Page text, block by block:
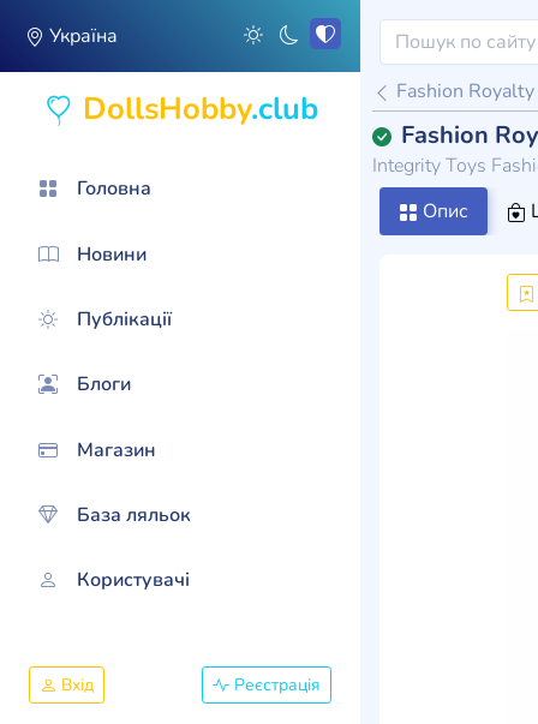
Україна
DollsHobby.club
Головна
Новини
Публікації
Блоги
Магазин
База ляльок
Користувачі
Вхід Реєстрація
Fashion Royalty
Fashion
Integrity Toys
Опис